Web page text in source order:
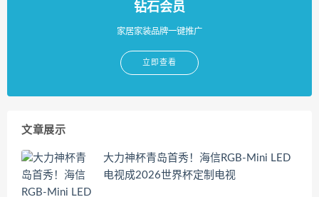
钻石会员
家居家装品牌一键推广
立即查看
文章展示
大力神杯青岛首秀！海信RGB-Mini LED
电视成2026世界杯定制电视